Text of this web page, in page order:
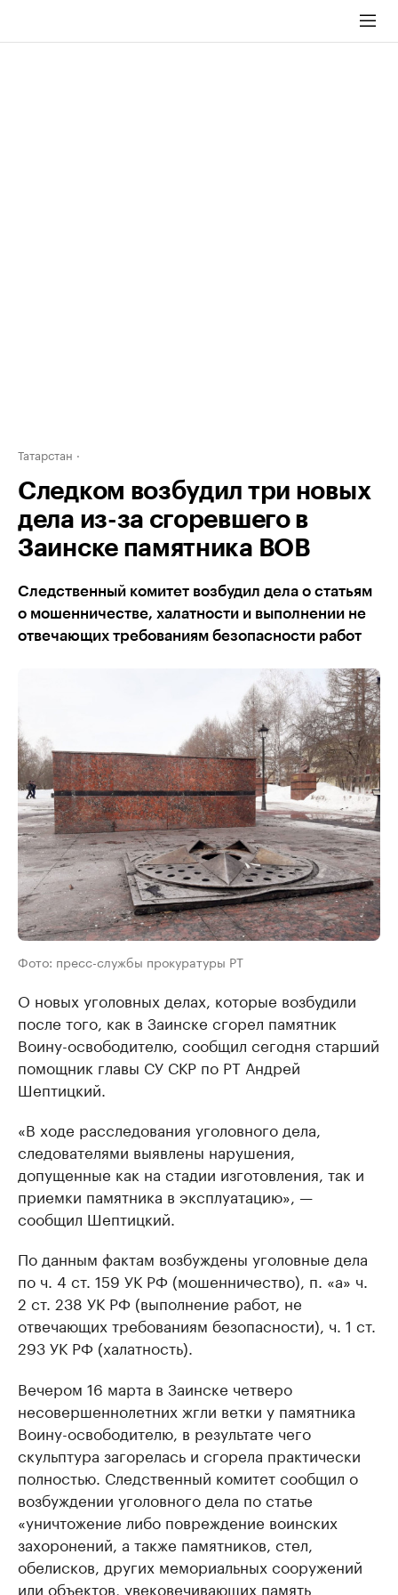
Татарстан
Следком возбудил три новых
дела из-за сгоревшего в
Заинске памятника ВОВ
Следственный комитет возбудил дела о статьям
о мошенничестве, халатности и выполнении не
отвечающих требованиям безопасности работ
Фото: пресс-службы прокуратуры РТ
О новых уголовных делах, которые возбудили
после того, как в Заинске сгорел памятник
Воину-освободителю, сообщил сегодня старший
помощник главы СУ СКР по РТ Андрей
Шептицкий.
«В ходе расследования уголовного дела,
следователями выявлены нарушения,
допущенные как на стадии изготовления, так и
приемки памятника в эксплуатацию», —
сообщил Шептицкий.
По данным фактам возбуждены уголовные дела
по ч. 4 ст. 159 УК РФ (мошенничество), п. «а» ч.
2 ст. 238 УК РФ (выполнение работ, не
отвечающих требованиям безопасности), ч. 1 ст.
293 УК РФ (халатность).
Вечером 16 марта в Заинске четверо
несовершеннолетних жгли ветки у памятника
Воину-освободителю, в результате чего
скульптура загорелась и сгорела практически
полностью. Следственный комитет сообщил о
возбуждении уголовного дела по статье
«уничтожение либо повреждение воинских
захоронений, а также памятников, стел,
обелисков, других мемориальных сооружений
или объектов, увековечивающих память